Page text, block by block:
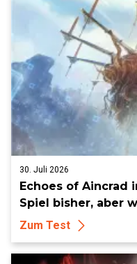
30. Juli 2026
Echoes of Aincrad
Spiel bisher, aber
Zum Test